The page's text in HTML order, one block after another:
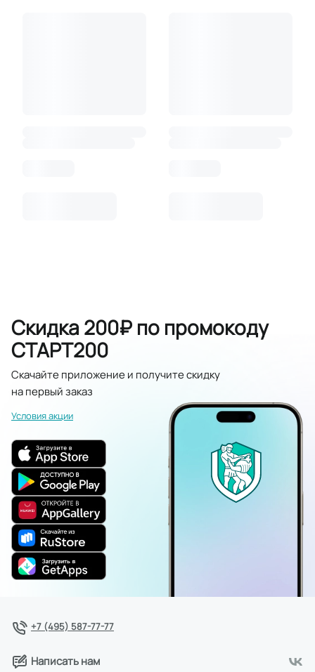
Скидка 200₽ по промокоду
СТАРТ200
Скачайте приложение и получите скидку
на первый заказ
Условия акции
+7 (495) 587-77-77
Написать нам